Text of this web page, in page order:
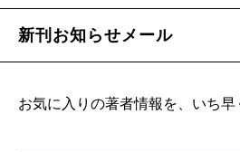
新刊お知らせメール
お気に入りの著者情報を、いち早